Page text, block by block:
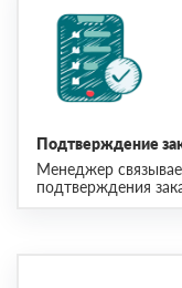
Подтверждение
Менеджер
подтверждения